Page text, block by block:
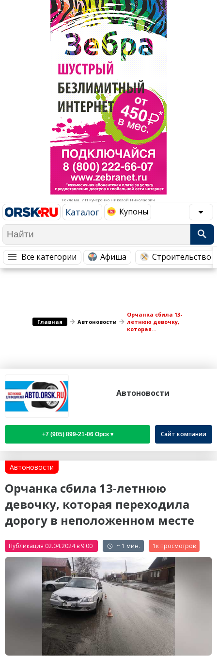
Реклама. ИП Кучеренко Николай Николаевич
Каталог Купоны
Все категории Афиша Строительство
Рестораны, кафе, бары
Развлечения и отдых
Спорт Фитнес
Недвижимость
Красота Косметология
Медицина Здоровье
Гостиницы
Торговля
Бизнес и финансы
Юристы, Экспертиза, Страхование
Ремонт
Социальные организации
Это интересно
Администрация
Промышленность
Городское хозяйство
Купоны
Популярное →
Главная Автоновости
Орчанка сбила 13-
летнюю девочку,
которая
Автоновости
Сайт компании
Автоновости
Орчанка сбила 13-летнюю
девочку, которая переходила
дорогу в неположенном месте
Публикация 02.04.2024 в 9:00 ~ 1 мин. 1к